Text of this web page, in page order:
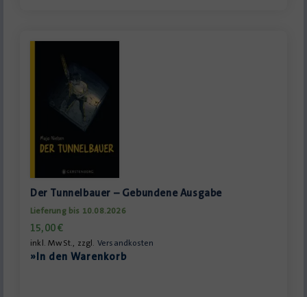
Der Tunnelbauer – Gebundene Ausgabe
Lieferung bis 10.08.2026
15,00€
inkl. MwSt., zzgl. Versandkosten
»In den Warenkorb